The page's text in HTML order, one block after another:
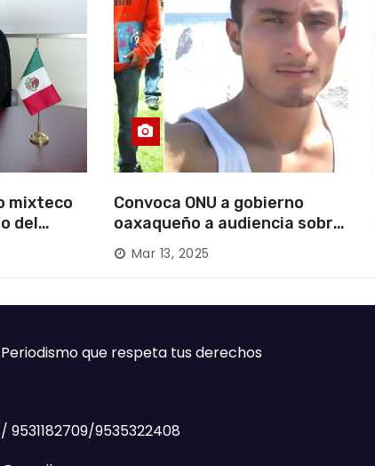
mixteco
del
Convoca ONU a gobierno
oaxaqueño a audiencia sobre
desaparición forzada en la
Mixteca
Mar 13, 2025
que respeta tus derechos
9531182709/9535322408